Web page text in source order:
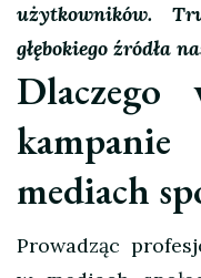
użytkowników.
głębokiego źródła
Dlaczego
mediach
Prowadząc